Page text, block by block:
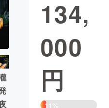
ット ゲーム・
書籍・雑誌
134,
000
円
11%